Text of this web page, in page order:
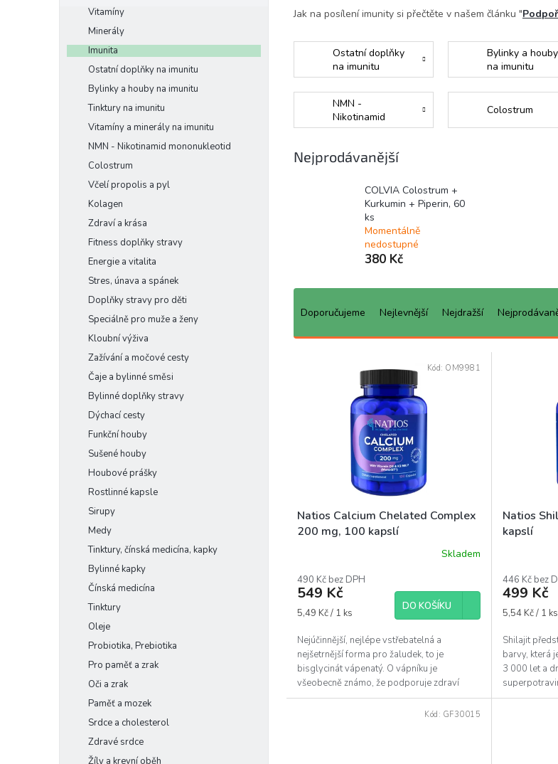
Vitamíny
Minerály
Imunita
Ostatní doplňky na imunitu
Bylinky a houby na imunitu
Tinktury na imunitu
Vitamíny a minerály na imunitu
NMN - Nikotinamid mononukleotid
Colostrum
Včelí propolis a pyl
Kolagen
Zdraví a krása
Fitness doplňky stravy
Energie a vitalita
Stres, únava a spánek
Doplňky stravy pro děti
Speciálně pro muže a ženy
Kloubní výživa
Zažívání a močové cesty
Čaje a bylinné směsi
Bylinné doplňky stravy
Dýchací cesty
Funkční houby
Sušené houby
Houbové prášky
Rostlinné kapsle
Sirupy
Medy
Tinktury, čínská medicína, kapky
Bylinné kapky
Čínská medicína
Tinktury
Oleje
Probiotika, Prebiotika
Pro paměť a zrak
Oči a zrak
Paměť a mozek
Srdce a cholesterol
Zdravé srdce
Žíly a krevní oběh
Jak na posílení imunity si přečtěte v našem článku "
Ostatní doplňky
na imunitu
Bylinky a houby
na imunitu
NMN -
Nikotinamid
mononukleotid
Colostrum
Nejprodávanější
COLVIA Colostrum +
Kurkumin + Piperin, 60
ks
Momentálně
nedostupné
380 Kč
Ř
e
Doporučujeme Nejlevnější Nejdražší
k
t
Natios Calcium Chelated Complex
200 mg, 100 kapslí
Skladem
490 Kč bez DPH
549 Kč
Měrná
5,49 Kč / 1 ks
DO KOŠÍKU
Nejúčinnější, nejlépe vstřebatelná a
nejšetrnější forma pro žaludek, to je
bisglycinát vápenatý. O vápníku je
všeobecně známo, že podporuje zdraví
kostí a zubů, podporuje...
Kód: OM9981
Natios
kapslí
446 Kč bez
499 Kč
Měrná
5,54 Kč / 1 ks
Shilajit
barvy, která
3 000 let a
jde...
Kód: GF30015